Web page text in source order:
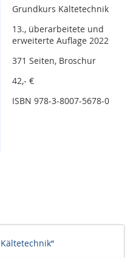
Grundkurs Kältetechnik
13., überarbeitete und
erweiterte Auflage 2022
371 Seiten, Broschur
42,- €
ISBN 978-3-8007-5678-0